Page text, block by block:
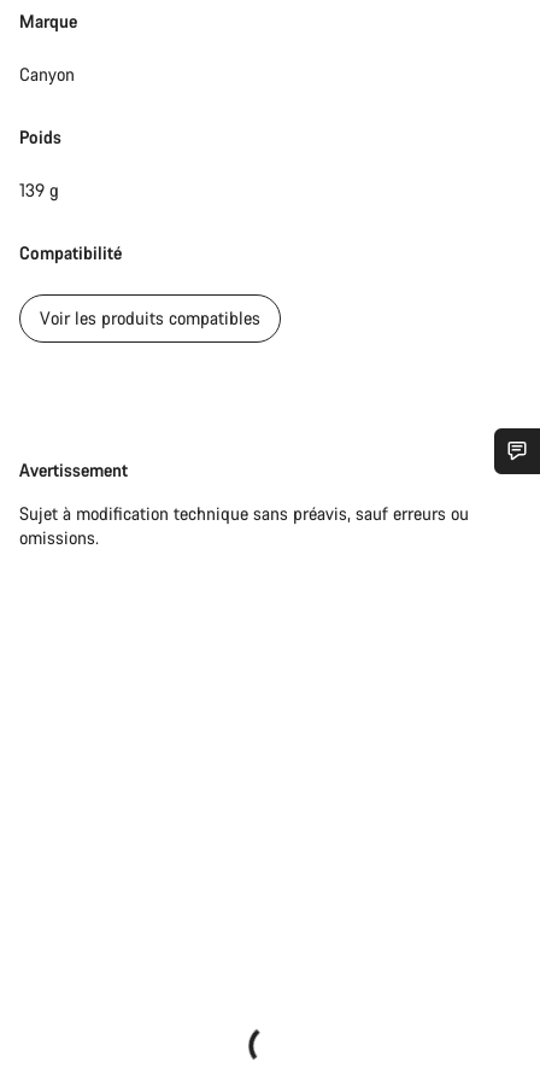
Marque
Canyon
Poids
139 g
Compatibilité
Voir les produits compatibles
Avertissement
Avertissement
Sujet à modification technique sans préavis, sauf erreurs ou
omissions.